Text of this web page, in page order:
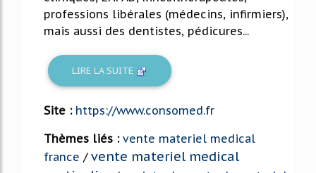
professions libérales (médecins, infirmiers),
mais aussi des dentistes, pédicures...
LIRE LA SUITE
Site : https://www.consomed.fr
Thèmes liés : vente materiel medical
france / vente materiel medical